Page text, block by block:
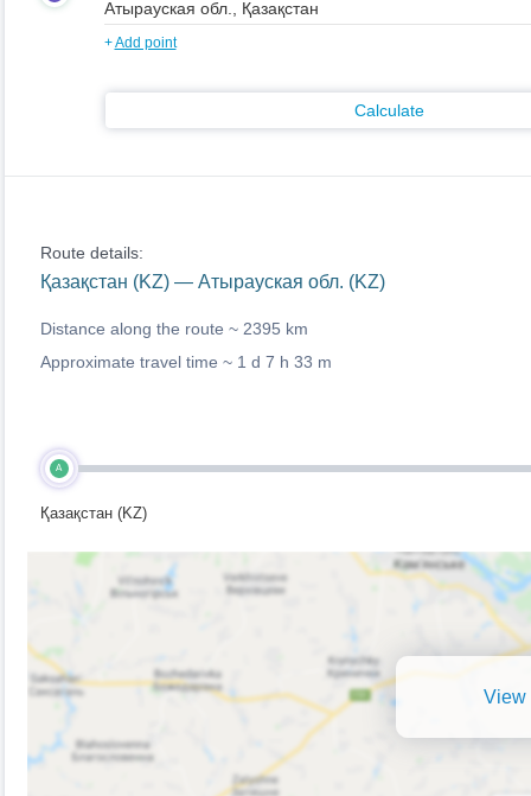
+Add point
Calculate
Route details:
Қазақстан (KZ) — Атырауская обл. (KZ)
Distance along the route ~ 2395 km
Approximate travel time ~ 1 d 7 h 33 m
A
Қазақстан (KZ)
View